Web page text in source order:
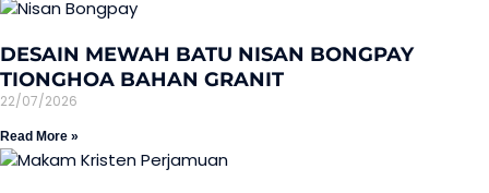
DESAIN MEWAH BATU NISAN BONGPAY
TIONGHOA BAHAN GRANIT
22/07/2026
Read More »